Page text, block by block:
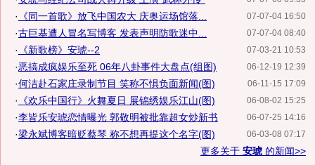
07-07-04 16:50
· 《同一首歌》放飞中国农大 庆奥运场馆落...
07-07-04 08:40
·古巨基遭人冒名写博客 发表声明防歌迷中...
07-03-21 10:53
· 《新歌榜》安琥--2
06-12-19 12:39
·恶搞成疯娱乐至死 06年八卦事件大盘点(组图)
06-11-15 17:09
·何洁赴石家庄录制节目 笑称不惧负面新闻(图)
06-08-02 15:25
· 《欢乐中国行》火舞夏日 展锦绣娱乐江山(图)
06-07-25 14:16
·李皆乐安琥恋情曝光 郭敬明被批靠超女炒新书
06-03-08 07:17
·梁永斌博客暗贬蔡琴 称不想再提这个名字(图)
更多关于 安琥 的新闻>>